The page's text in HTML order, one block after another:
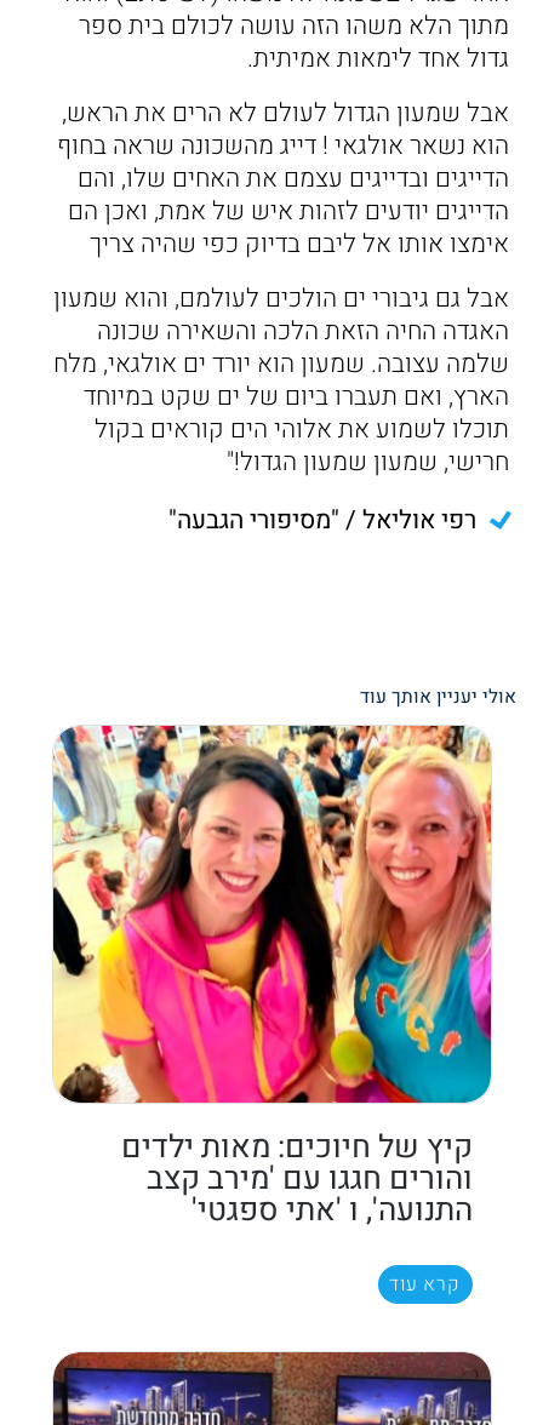
מתוך הלא משהו הזה עושה לכולם בית ספר
גדול אחד לימאות אמיתית.
אבל שמעון הגדול לעולם לא הרים את הראש,
הוא נשאר אולגאי ! דייג מהשכונה שראה בחוף
הדייגים ובדייגים עצמם את האחים שלו, והם
הדייגים יודעים לזהות איש של אמת, ואכן הם
אימצו אותו אל ליבם בדיוק כפי שהיה צריך
אבל גם גיבורי ים הולכים לעולמם, והוא שמעון
האגדה החיה הזאת הלכה והשאירה שכונה
שלמה עצובה. שמעון הוא יורד ים אולגאי, מלח
הארץ, ואם תעברו ביום של ים שקט במיוחד
תוכלו לשמוע את אלוהי הים קוראים בקול
חרישי, שמעון שמעון הגדול!"
רפי אוליאל / "מסיפורי הגבעה"
אולי יעניין אותך עוד
קיץ של חיוכים: מאות ילדים
והורים חגגו עם 'מירב קצב
התנועה', ו 'אתי ספגטי'
קרא עוד